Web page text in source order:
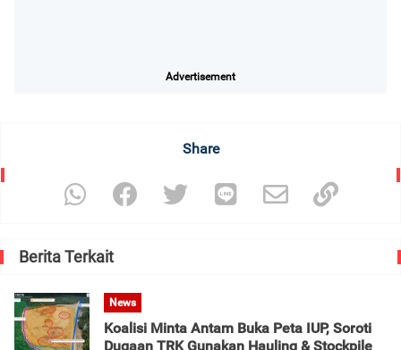
Advertisement
Share
Berita Terkait
News
Koalisi Minta Antam Buka Peta IUP, Soroti
Dugaan TRK Gunakan Hauling & Stockpile